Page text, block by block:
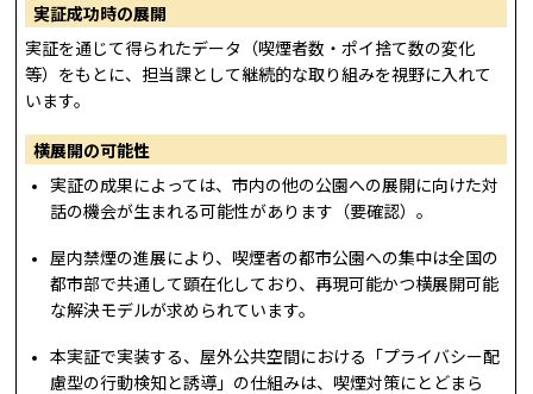
実証成功時の展開
実証を通じて得られたデータ（喫煙者数・ポイ捨て数の変化
等）をもとに、担当課として継続的な取り組みを視野に入れて
います。
横展開の可能性
実証の成果によっては、市内の他の公園への展開に向けた対
話の機会が生まれる可能性があります（要確認）。
屋内禁煙の進展により、喫煙者の都市公園への集中は全国の
都市部で共通して顕在化しており、再現可能かつ横展開可能
な解決モデルが求められています。
本実証で実装する、屋外公共空間における「プライバシー配
慮型の行動検知と誘導」の仕組みは、喫煙対策にとどまら